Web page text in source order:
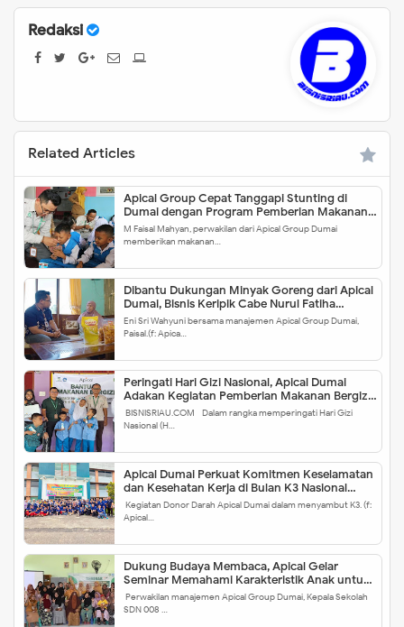
Redaksi
Related Articles
Apical Group Cepat Tanggapi Stunting di
Dumai dengan Program Pemberian Makanan
Tambahan Berbasis Pangan Lokal
M Faisal Mahyan, perwakilan dari Apical Group Dumai
memberikan makanan…
Dibantu Dukungan Minyak Goreng dari Apical
Dumai, Bisnis Keripik Cabe Nurul Fatiha
Melesat, Kini Konsumennya Sampai di Jakarta
Eni Sri Wahyuni bersama manajemen Apical Group Dumai,
Paisal.(f: Apica…
Peringati Hari Gizi Nasional, Apical Dumai
Adakan Kegiatan Pemberian Makanan Bergizi
untuk Pelajar di SLB Wati Purnama
BISNISRIAU.COM - Dalam rangka memperingati Hari Gizi
Nasional (H…
Apical Dumai Perkuat Komitmen Keselamatan
dan Kesehatan Kerja di Bulan K3 Nasional
2024
Kegiatan Donor Darah Apical Dumai dalam menyambut K3. (f:
Apical…
Dukung Budaya Membaca, Apical Gelar
Seminar Memahami Karakteristik Anak untuk
Meningkatkan Minat Baca
Perwakilan manajemen Apical Group Dumai, Kepala Sekolah
SDN 008 …